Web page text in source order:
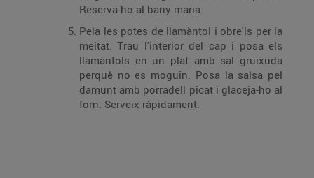
Reserva-ho al bany maria.
Pela les potes de llamàntol i obre'ls per la
meitat. Trau l'interior del cap i posa els
llamàntols en un plat amb sal gruixuda
perquè no es moguin. Posa la salsa pel
damunt amb porradell picat i glaceja-ho al
forn. Serveix ràpidament.